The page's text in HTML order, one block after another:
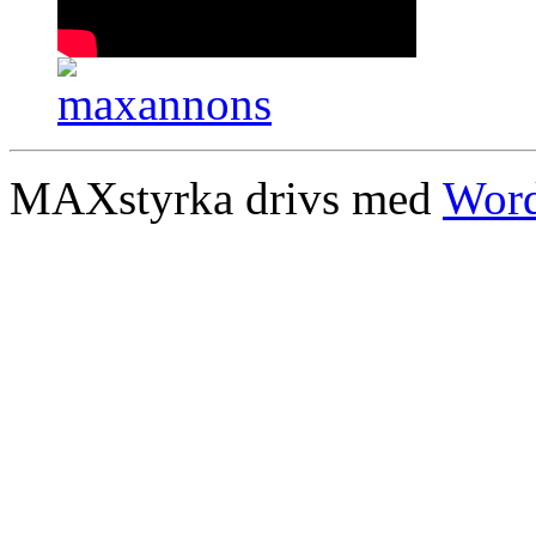
MAXstyrka drivs med